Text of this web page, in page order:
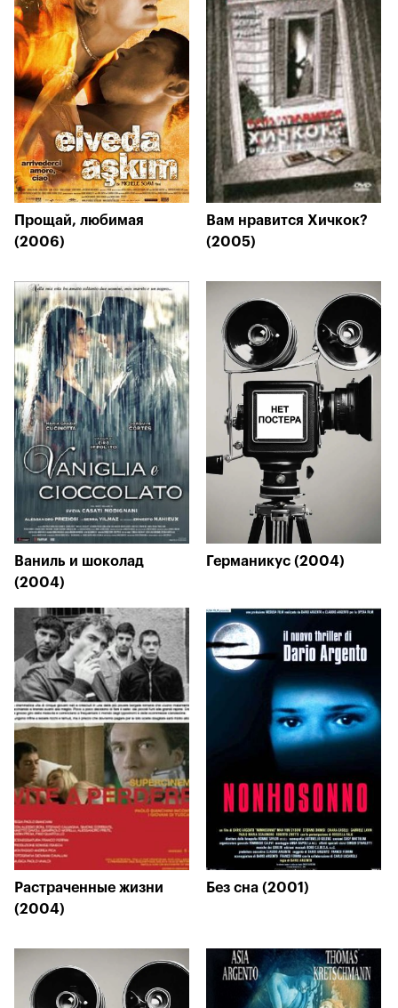
Прощай, любимая
(2006)
Вам нравится Хичкок?
(2005)
Ваниль и шоколад
(2004)
Германикус (2004)
Растраченные жизни
(2004)
Без сна (2001)